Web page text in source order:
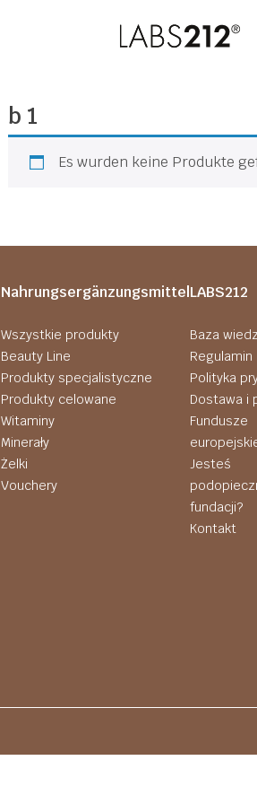
b 1
Es wurden keine Produkte
Nahrungsergänzungsmittel
Wszystkie produkty
Beauty Line
Produkty specjalistyczne
Produkty celowane
Witaminy
Minerały
Żelki
Vouchery
LABS212
Baza
Regulamin
Polityka
Dostawa i
Fundusze
Jesteś
fundacji?
Kontakt